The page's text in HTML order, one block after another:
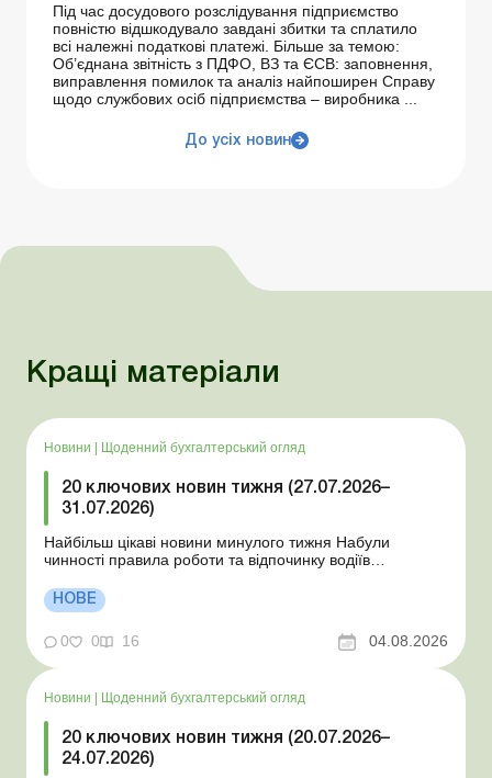
Під час досудового розслідування підприємство
повністю відшкодувало завдані збитки та сплатило
всі належні податкові платежі. Більше за темою:
Об’єднана звітність з ПДФО, ВЗ та ЄСВ: заповнення,
виправлення помилок та аналіз найпоширен Справу
щодо службових осіб підприємства – виробника ...
До усіх новин
Кращі матеріали
Новини Щоденний бухгалтерський огляд
20 ключових новин тижня (27.07.2026–
31.07.2026)
Найбільш цікаві новини минулого тижня Набули
чинності правила роботи та відпочинку водіїв
стан Для сільгосппідприємств і ФОП запроваджено нові
одноразові статистичні форми З 2 серпня змінюється
порядок зарахування окремих періодів роботи до стр...
НОВЕ
0 0 16 04.08.2026
Новини Щоденний бухгалтерський огляд
20 ключових новин тижня (20.07.2026–
24.07.2026)